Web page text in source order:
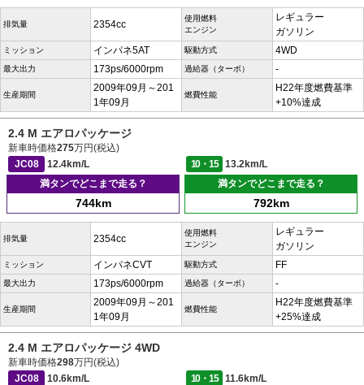
排気量 2354cc
使用燃料
エンジン
レギュラー
ガソリン
ミッション インパネ5AT 駆動方式 4WD
最大出力 173ps/6000rpm 過給器（ターボ） -
生産期間
2009年09月～201
1年09月
燃費性能
H22年度燃費基準
+10%達成
2.4 M エアロパッケージ
新車時価格275万円(税込)
JC08
12.4km/L 10・15
13.2km/L
満タンでどこまで走る？
744km
満タンでどこまで走る？
792km
排気量 2354cc
使用燃料
エンジン
レギュラー
ガソリン
ミッション インパネCVT 駆動方式 FF
最大出力 173ps/6000rpm 過給器（ターボ） -
生産期間
2009年09月～201
1年09月
燃費性能
H22年度燃費基準
+25%達成
2.4 M エアロパッケージ 4WD
新車時価格298万円(税込)
JC08
10.6km/L 10・15 11.6km/L